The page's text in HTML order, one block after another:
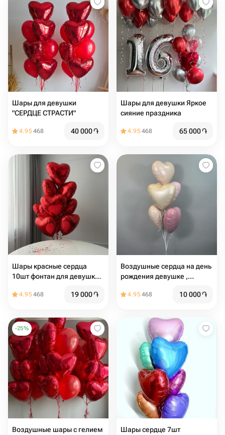
Шары для девушки
"СЕРДЦЕ СТРАСТИ"
4.95468 40 000֏
Шары для девушки Яркое
сияние праздника
4.95468 65 000֏
Шары красные сердца
10шт фонтан для девушки
для мамы
4.95468 19 000֏
Воздушные сердца на день
рождения девушке ,
девишник , шары для
,шары сердца
4.95468 10 000֏
-25%
Воздушные шары с гелием
Шары сердце 7шт